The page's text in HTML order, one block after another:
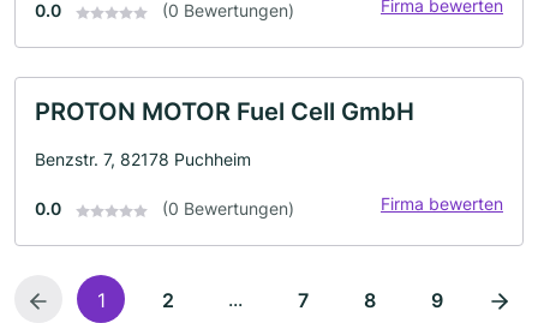
0.0 (0 Bewertungen) Firma bewerten
PROTON MOTOR Fuel Cell GmbH
Benzstr. 7, 82178 Puchheim
0.0 (0 Bewertungen) Firma bewerten
1 2 ... 7 8 9